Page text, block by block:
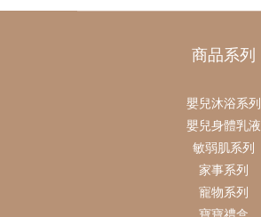
商品系列
嬰兒沐浴系列
嬰兒身體乳液
敏弱肌系列
家事系列
寵物系列